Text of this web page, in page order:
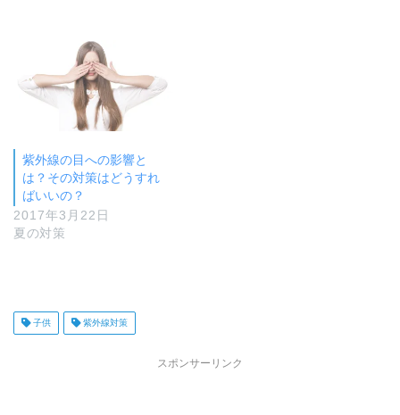
ン
ド
ウ
で
開
き
ま
す
紫外線の目への影響と
は？その対策はどうすれ
ばいいの？
2017年3月22日
夏の対策
子供 紫外線対策
スポンサーリンク